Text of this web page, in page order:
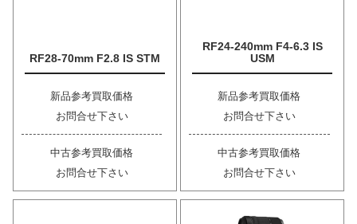
RF28-70mm F2.8 IS STM
新品参考買取価格
お問合せ下さい
中古参考買取価格
お問合せ下さい
RF24-240mm F4-6.3 IS
USM
新品参考買取価格
お問合せ下さい
中古参考買取価格
お問合せ下さい